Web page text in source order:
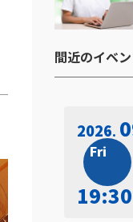
間近のイベ
2026
Fri